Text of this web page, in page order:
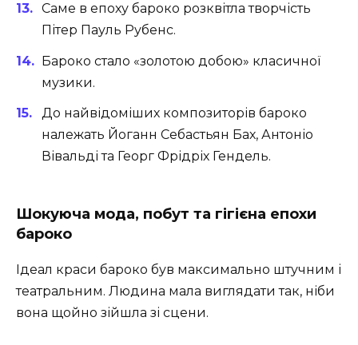
Саме в епоху бароко розквітла творчість
Пітер Пауль Рубенс.
Бароко стало «золотою добою» класичної
музики.
До найвідоміших композиторів бароко
належать Йоганн Себастьян Бах, Антоніо
Вівальді та Георг Фрідріх Гендель.
Шокуюча мода, побут та гігієна епохи
бароко
Ідеал краси бароко був максимально штучним і
театральним. Людина мала виглядати так, ніби
вона щойно зійшла зі сцени.